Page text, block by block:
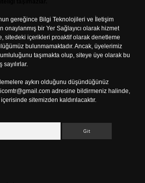
gereğince Bilgi Teknolojileri ve İletişim
onaylanmış bir Yer Sağlayıcı olarak hizmet
sitedeki içerikleri proaktif olarak denetleme
bulunmamaktadır. Ancak, üyelerimiz
taşımakta olup, siteye üye olarak bu
aykırı olduğunu düşündüğünüz
adresine bildirmeniz halinde,
sitemizden kaldırılacaktır.